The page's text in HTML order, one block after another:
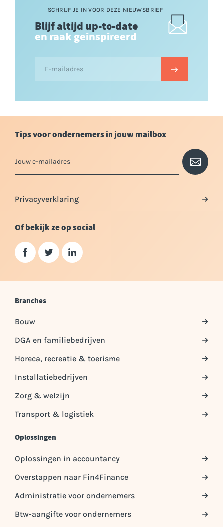
SCHRIJF JE IN VOOR DEZE NIEUWSBRIEF
Blijf altijd up-to-date
en raak geinspireerd
Tips voor ondernemers in jouw mailbox
Privacyverklaring
Of bekijk ze op social
Branches
Bouw
DGA en familiebedrijven
Horeca, recreatie & toerisme
Installatiebedrijven
Zorg & welzijn
Transport & logistiek
Oplossingen
Oplossingen in accountancy
Overstappen naar Fin4Finance
Administratie voor ondernemers
Btw-aangifte voor ondernemers